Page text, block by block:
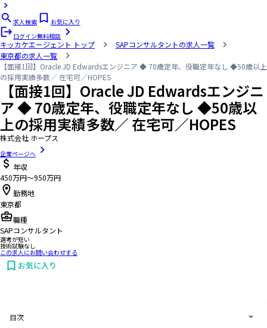
求人検索
お気に入り
ログイン無料相談
キッカケエージェント トップ
SAPコンサルタントの求人一覧
東京都の求人一覧
【面接1回】Oracle JD Edwardsエンジニア ◆ 70歳定年、役職定年なし ◆50歳以上
の採用実績多数／ 在宅可／HOPES
【面接1回】Oracle JD Edwardsエンジニ
ア ◆ 70歳定年、役職定年なし ◆50歳以
上の採用実績多数／ 在宅可／HOPES
株式会社 ホープス
企業ページへ
年収
450万円〜950万円
勤務地
東京都
職種
SAPコンサルタント
選考が短い
技術試験なし
この求人にお問い合わせする
お気に入り
目次